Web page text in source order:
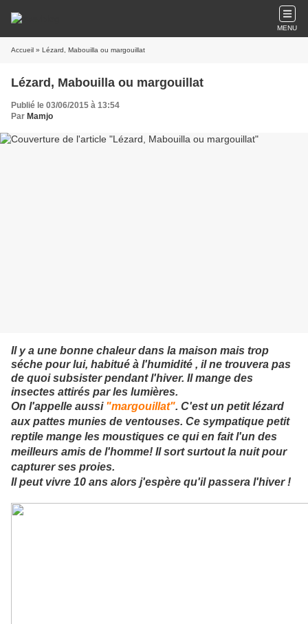
MENU
Accueil » Lézard, Mabouilla ou margouillat
Lézard, Mabouilla ou margouillat
Publié le 03/06/2015 à 13:54
Par Mamjo
Il y a une bonne chaleur dans la maison mais trop
séche pour lui, habitué à l'humidité , il ne trouvera pas
de quoi subsister pendant l'hiver. Il mange des
insectes attirés par les lumières.
On l'appelle aussi "margouillat". C'est un petit lézard
aux pattes munies de ventouses. Ce sympatique petit
reptile mange les moustiques ce qui en fait l'un des
meilleurs amis de l'homme! Il sort surtout la nuit pour
capturer ses proies.
Il peut vivre 10 ans alors j'espère qu'il passera l'hiver !